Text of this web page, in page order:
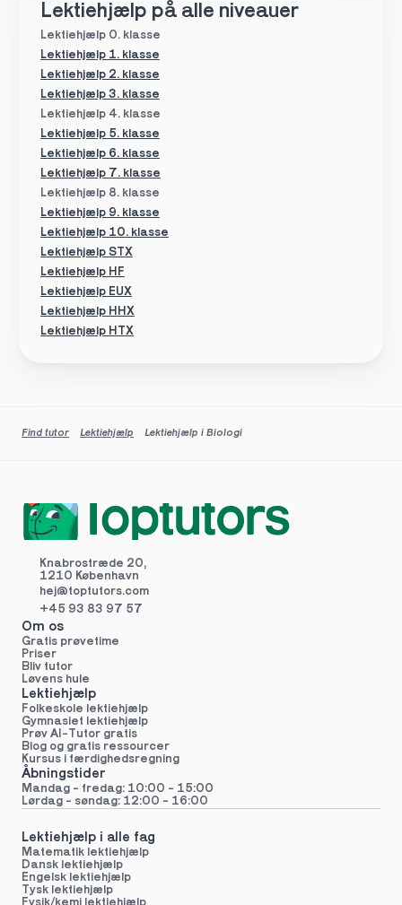
Lektiehjælp på alle niveauer
Lektiehjælp 0. klasse
Lektiehjælp 4. klasse
Lektiehjælp 5. klasse
Lektiehjælp 8. klasse
Lektiehjælp 1. klasse
Lektiehjælp 6. klasse
Lektiehjælp 7. klasse
Lektiehjælp 2. klasse
Lektiehjælp 3. klasse
Lektiehjælp 9. klasse
Lektiehjælp 10. klasse
Lektiehjælp HF
Lektiehjælp EUX
Lektiehjælp STX
Lektiehjælp HHX
Lektiehjælp HTX
Find tutor Lektiehjælp Lektiehjælp i Biologi
Knabrostræde 20,
1210 København
hej@toptutors.com
+45 93 83 97 57
Om os
Gratis prøvetime
Priser
Bliv tutor
Løvens hule
Lektiehjælp
Folkeskole lektiehjælp
Gymnasiet lektiehjælp
Prøv AI-Tutor gratis
Blog og gratis ressourcer
Kursus i færdighedsregning
Åbningstider
Mandag - fredag: 10:00 - 15:00
Lørdag - søndag: 12:00 - 16:00
Lektiehjælp i alle fag
Matematik lektiehjælp
Dansk lektiehjælp
Engelsk lektiehjælp
Tysk lektiehjælp